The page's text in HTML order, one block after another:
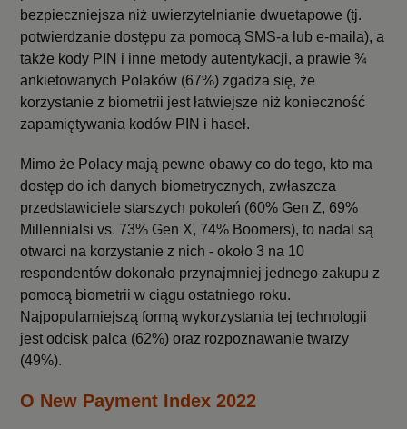
bezpieczniejsza niż uwierzytelnianie dwuetapowe (tj.
potwierdzanie dostępu za pomocą SMS-a lub e-maila), a
także kody PIN i inne metody autentykacji, a prawie ¾
ankietowanych Polaków (67%) zgadza się, że
korzystanie z biometrii jest łatwiejsze niż konieczność
zapamiętywania kodów PIN i haseł.
Mimo że Polacy mają pewne obawy co do tego, kto ma
dostęp do ich danych biometrycznych, zwłaszcza
przedstawiciele starszych pokoleń (60% Gen Z, 69%
Millennialsi vs. 73% Gen X, 74% Boomers), to nadal są
otwarci na korzystanie z nich - około 3 na 10
respondentów dokonało przynajmniej jednego zakupu z
pomocą biometrii w ciągu ostatniego roku.
Najpopularniejszą formą wykorzystania tej technologii
jest odcisk palca (62%) oraz rozpoznawanie twarzy
(49%).
O New Payment Index 2022